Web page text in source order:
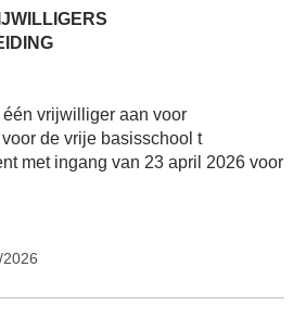
vrijwilliger aan voor
de vrije basisschool t
met ingang van 23 april 2026 voor